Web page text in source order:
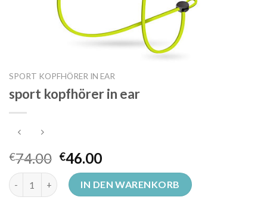
SPORT KOPFHÖRER IN EAR
sport kopfhörer in ear
€74.00 €46.00
sport kopfhörer in ear MengeIN DEN WARENKORB